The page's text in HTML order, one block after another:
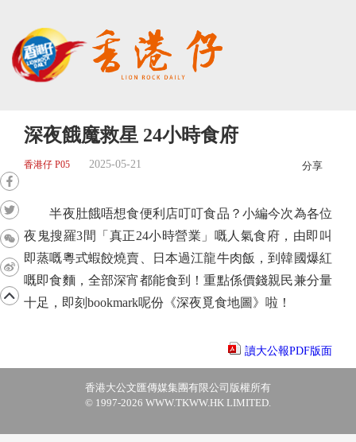
深夜餓魔救星 24小時食府
香港仔 P05 2025-05-21 分享
半夜肚餓唔想食便利店叮叮食品？小編今次為各位
夜鬼搜羅3間「真正24小時營業」嘅人氣食府，由即叫
即蒸嘅粵式蝦餃燒賣、日本過江龍牛肉飯，到韓國爆紅
嘅即食麵，全部深宵都能食到！重點係價錢親民兼分量
十足，即刻bookmark呢份《深夜覓食地圖》啦！
讀大公報PDF版面
香港大公文匯傳媒集團有限公司版權所有
© 1997-2026 WWW.TKWW.HK LIMITED.